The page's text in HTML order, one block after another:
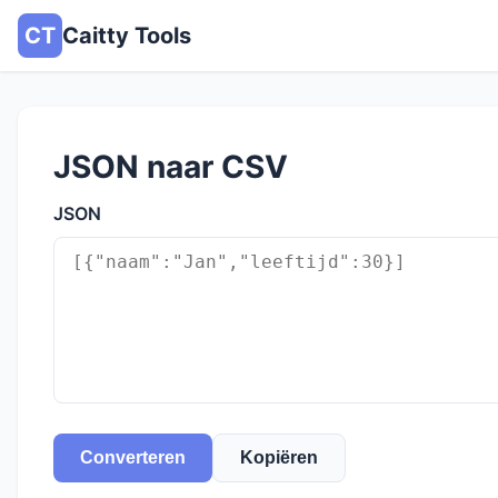
CT Caitty Tools
JSON naar CSV
JSON
Converteren Kopiëren